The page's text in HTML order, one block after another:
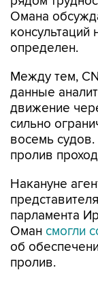
Омана
определен.
Между тем,
данные
движение
сильно
восемь
пролив
Накануне
парламента
Оман смогли
об
пролив.